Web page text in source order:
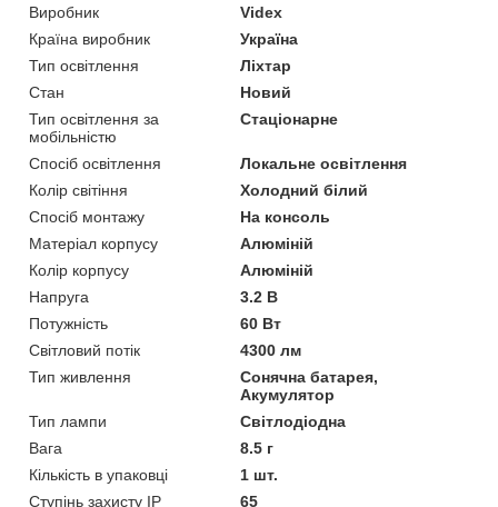
Виробник
Videx
Країна виробник
Україна
Тип освітлення
Ліхтар
Стан
Новий
Тип освітлення за
мобільністю
Стаціонарне
Спосіб освітлення
Локальне освітлення
Колір світіння
Холодний білий
Спосіб монтажу
На консоль
Матеріал корпусу
Алюміній
Колір корпусу
Алюміній
Напруга
3.2 В
Потужність
60 Вт
Світловий потік
4300 лм
Тип живлення
Сонячна батарея,
Акумулятор
Тип лампи
Світлодіодна
Вага
8.5 г
Кількість в упаковці
1 шт.
Ступінь захисту IP
65